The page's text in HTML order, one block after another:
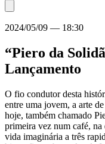
2024/05/09 — 18:30
“Piero da
Lançamento
O fio condutor desta
entre uma jovem, a arte
hoje, também chamado
primeira vez num café, na
vida imaginária a três